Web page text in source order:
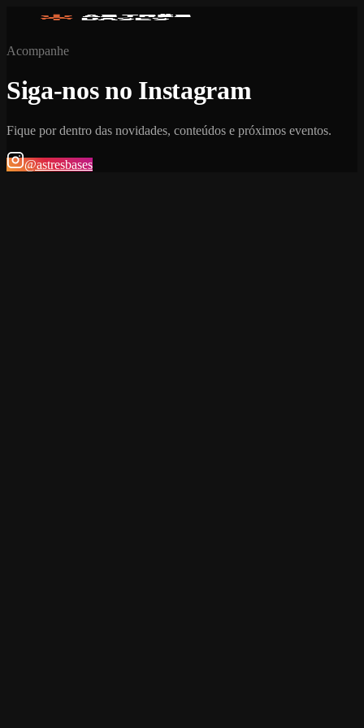
Acompanhe
Siga-nos no Instagram
Fique por dentro das novidades, conteúdos e próximos eventos.
@astresbases